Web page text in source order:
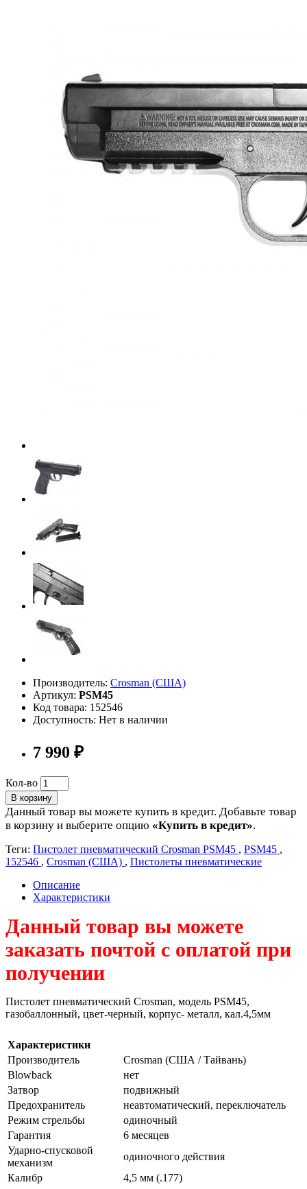
Производитель: Crosman (США)
Артикул: PSM45
Код товара: 152546
Доступность: Нет в наличии
7 990 ₽
Кол-во
В корзину
Данный товар вы можете купить в кредит. Добавьте товар
в корзину и выберите опцию «Купить в кредит».
Теги: Пистолет пневматический Crosman PSM45 , PSM45 ,
152546 , Crosman (США) , Пистолеты пневматические
Описание
Характеристики
Данный товар вы можете
заказать почтой с оплатой при
получении
Пистолет пневматический Crosman, модель PSM45,
газобаллонный, цвет-черный, корпус- металл, кал.4,5мм
Характеристики
Производитель
Crosman (США / Тайвань)
Blowback
нет
Затвор
подвижный
Предохранитель
неавтоматический, переключатель
Режим стрельбы
одиночный
Гарантия
6 месяцев
Ударно-спусковой
механизм
одиночного действия
Калибр
4,5 мм (.177)